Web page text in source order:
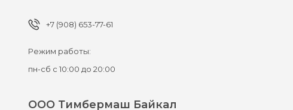
+7 (908) 653-77-61
Режим работы:
пн-сб с 10:00 до 20:00
ООО Тимбермаш Байкал